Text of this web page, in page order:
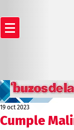
Cumple
19 oct 2023